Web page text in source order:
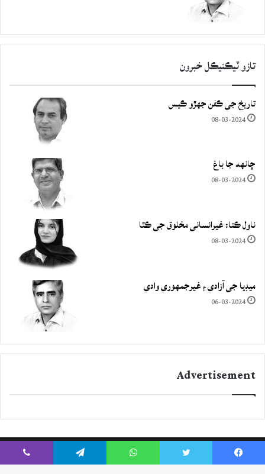
تازو ٽيڪنيڪل خبرون
تاريخ جي ڪفن جھڙو ڪيس
08-03-2024
چانهه جا باغ
08-03-2024
ناول ڪتا: غيرانساني مخلوق جي ڪٿا
08-03-2024
ميڊيا جي آزادي ۽ غيرجمھوري وادي
06-03-2024
Advertisement
Facebook
Twitter
YouTube
Instagram Facebook
Twitter
WhatsApp
Telegram
Viber